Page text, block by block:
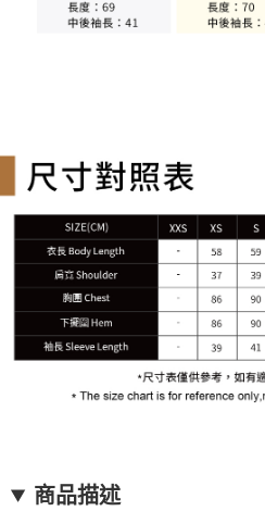
商品描述